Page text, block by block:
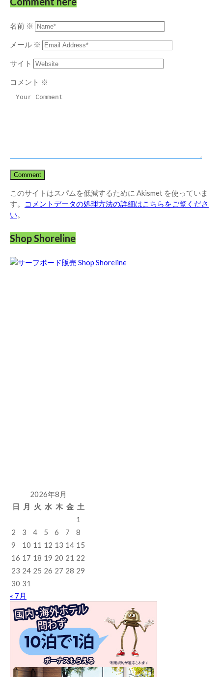
名前 ※
メール ※
サイト
コメント ※
このサイトはスパムを低減するために Akismet を使っていま
す。
コメントデータの処理方法の詳細はこちらをご覧くださ
い。
Shop Shoreline
2026年8月
日
月 火 水 木 金 土
1
2
3 4 5 6 7
8
9
10 11 12 13 14 15
16 17 18 19 20 21 22
23 24 25 26 27 28 29
30 31
« 7月